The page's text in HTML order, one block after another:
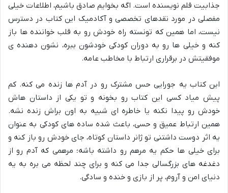
جذابیت قلم نویسنده است. اگه بخوایم صادق باشیم، اطلاعات خیلی
مفصلی در مورد نقدهای تخصصی و آکادمیک این کتاب در دسترس
نیست، اما همین که تونسته راه خودش رو به قلب خواننده ها باز
کنه و خیلی ها رو به دوران کودکی خودشون ببره، نشون دهنده ی
موفقیتش در برقراری ارتباط با مخاطب عامه.
این کتاب یه جورایی حس مشترک رو در آدم ها زنده می کنه. کم
پیش میاد کسی این کتاب رو بخونه و تو یکی از داستان هاش
خودش رو پیدا نکنه یا خاطره ای شبیه به اون براش زنده نشه.
همین ارتباط عمیق و حسی، باعث شده ساده های کودکی به عنوان
یه اثر دوست داشتنی تو ژانر داستان کوتاه، جای خودش رو باز کنه و
برای خیلی ها حکم یه مرهم رو داشته باشه؛ مرهمی که آدم رو از
دغدغه های بزرگسالی جدا می کنه و برای چند لحظه می بره به یه
دنیای امن و آروم، پر از بازی و خنده و سادگی.